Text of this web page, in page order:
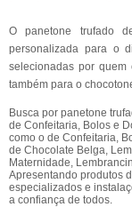
O panetone trufado
personalizada para o
selecionadas por quem
também para o
Busca por panetone
de Confeitaria, Bolos e
como o de Confeitaria,
de Chocolate Belga,
Maternidade,
Apresentando produtos
especializados e
a confiança de todos.